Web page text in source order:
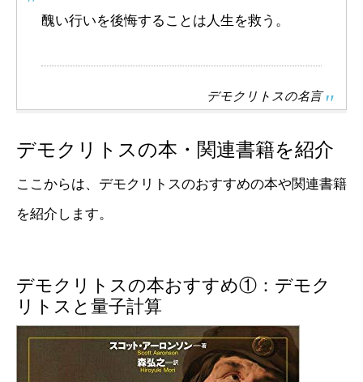
醜い行いを後悔することは人生を救う。
デモクリトスの名言
デモクリトスの本・関連書籍を紹介
ここからは、デモクリトスのおすすめの本や関連書籍
を紹介します。
デモクリトスの本おすすめ①：デモク
リトスと量子計算